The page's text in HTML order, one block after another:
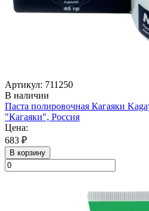
Артикул: 711250
В наличии
Паста полировочная Кагаяки
"Кагаяки", Россия
Цена:
683 ₽
В корзину